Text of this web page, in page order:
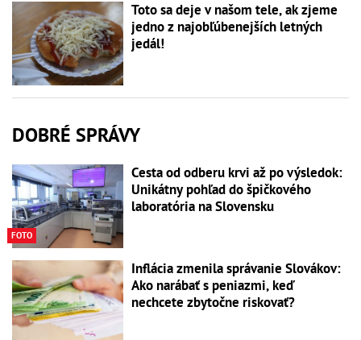
Toto sa deje v našom tele, ak zjeme
jedno z najobľúbenejších letných
jedál!
DOBRÉ SPRÁVY
FOTO
Cesta od odberu krvi až po výsledok:
Unikátny pohľad do špičkového
laboratória na Slovensku
Inflácia zmenila správanie Slovákov:
Ako narábať s peniazmi, keď
nechcete zbytočne riskovať?